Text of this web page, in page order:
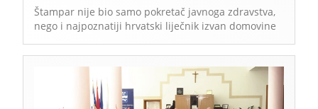
Štampar nije bio samo pokretač javnoga zdravstva,
nego i najpoznatiji hrvatski liječnik izvan domovine